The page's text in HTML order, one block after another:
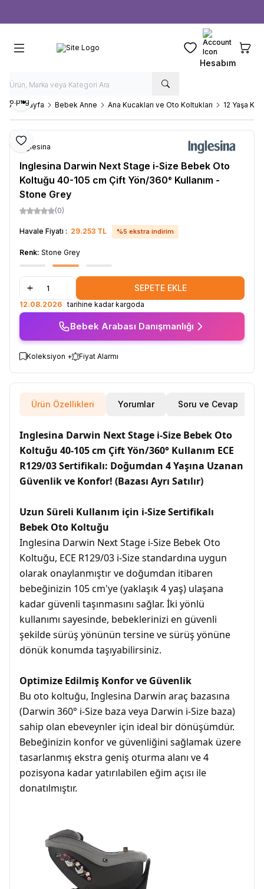
Favorilerim
Hesabım
Ana Sayfa Bebek Anne Ana Kucakları ve Oto Koltukları 12 Yaşa
Favoriye Ekle
Paylaş
Inglesina
Inglesina Darwin Next Stage i-Size Bebek Oto
Koltuğu 40-105 cm Çift Yön/360° Kullanım -
Stone Grey
(0)
Havale Fiyatı : 29.253 TL %5 ekstra indirim
Renk: Stone Grey
SEPETE EKLE
12.08.2026 tarihine kadar kargoda
Bebek Arabası Danışmanlığı
Koleksiyon + Fiyat Alarmı
Ürün Özellikleri Yorumlar Soru ve Cevap
Inglesina Darwin Next Stage i-Size Bebek Oto
Koltuğu 40-105 cm Çift Yön/360° Kullanım ECE
R129/03 Sertifikalı: Doğumdan 4 Yaşına Uzanan
Güvenlik ve Konfor! (Bazası Ayrı Satılır)
Uzun Süreli Kullanım için i-Size Sertifikalı
Bebek Oto Koltuğu
Inglesina Darwin Next Stage i-Size Bebek Oto
Koltuğu, ECE R129/03 i-Size standardına uygun
olarak onaylanmıştır ve doğumdan itibaren
bebeğinizin 105 cm'ye (yaklaşık 4 yaş) ulaşana
kadar güvenli taşınmasını sağlar. İki yönlü
kullanımı sayesinde, bebeklerinizi en güvenli
şekilde sürüş yönünün tersine ve sürüş yönüne
dönük konumda taşıyabilirsiniz.
Optimize Edilmiş Konfor ve Güvenlik
Bu oto koltuğu, Inglesina Darwin araç bazasına
(Darwin 360° i-Size baza veya Darwin i-Size baza)
sahip olan ebeveynler için ideal bir dönüşümdür.
Bebeğinizin konfor ve güvenliğini sağlamak üzere
tasarlanmış ekstra geniş oturma alanı ve 4
pozisyona kadar yatırılabilen eğim açısı ile
donatılmıştır.